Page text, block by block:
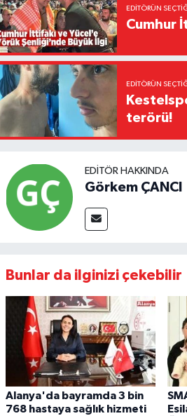
EDITÖRÜN
Cumhur
EDITÖRÜN
terörü!
EDITÖR HAKKINDA
Görkem ÇANCI
Bunlar da ilginizi çekebilir
Alanya'da bayramda 3 bin
768 hastaya sağlık hizmeti